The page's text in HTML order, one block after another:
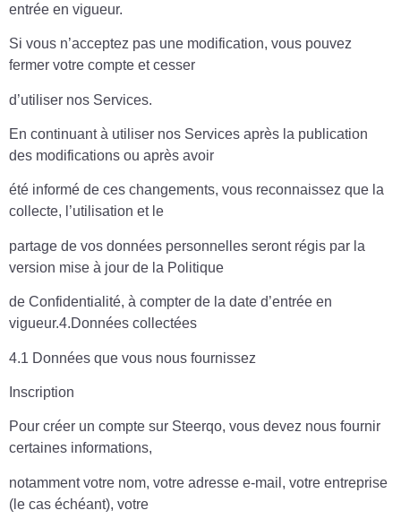
entrée en vigueur.
Si vous n’acceptez pas une modification, vous pouvez
fermer votre compte et cesser
d’utiliser nos Services.
En continuant à utiliser nos Services après la publication
des modifications ou après avoir
été informé de ces changements, vous reconnaissez que la
collecte, l’utilisation et le
partage de vos données personnelles seront régis par la
version mise à jour de la Politique
de Confidentialité, à compter de la date d’entrée en
vigueur.4.Données collectées
4.1 Données que vous nous fournissez
Inscription
Pour créer un compte sur Steerqo, vous devez nous fournir
certaines informations,
notamment votre nom, votre adresse e-mail, votre entreprise
(le cas échéant), votre